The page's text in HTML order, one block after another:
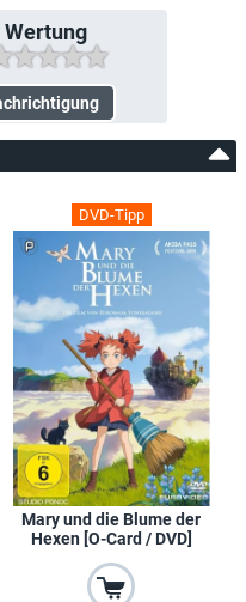
Wertung
DVD-Tipp
Mary und die Blume der
Hexen [O-Card / DVD]